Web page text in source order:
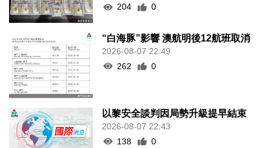
204
0
“白海豚”影響 澳航明後12航班取消
2026-08-07 22:49
262
0
以黎安全談判因局勢升級提早結束
2026-08-07 22:43
138
0